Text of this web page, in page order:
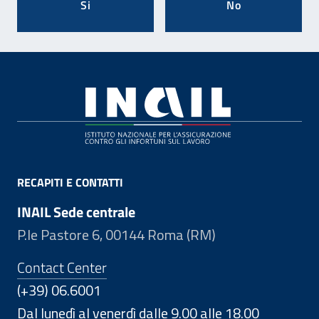
Si No
RECAPITI E CONTATTI
INAIL Sede centrale
P.le Pastore 6, 00144 Roma (RM)
Contact Center
(+39) 06.6001
Dal lunedì al venerdì dalle 9.00 alle 18.00